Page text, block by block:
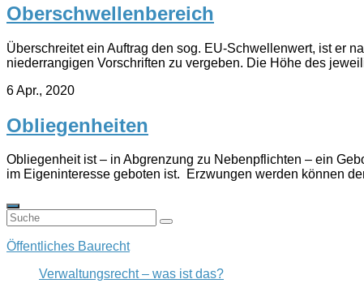
Oberschwellenbereich
Überschreitet ein Auftrag den sog. EU-Schwellenwert, ist er
niederrangigen Vorschriften zu vergeben. Die Höhe des
6 Apr., 2020
Obliegenheiten
Obliegenheit ist – in Abgrenzung zu Nebenpflichten – ein
im Eigeninteresse geboten ist. Erzwungen werden können
Öffentliches Baurecht
Verwaltungsrecht – was ist das?